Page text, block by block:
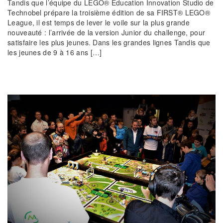
Tandis que l’équipe du LEGO® Education Innovation Studio de
Technobel prépare la troisième édition de sa FIRST® LEGO®
League, il est temps de lever le voile sur la plus grande
nouveauté : l’arrivée de la version Junior du challenge, pour
satisfaire les plus jeunes. Dans les grandes lignes Tandis que
les jeunes de 9 à 16 ans […]